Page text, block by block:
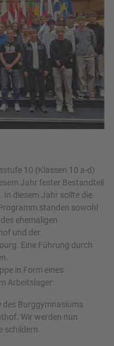
10 (Klassen 10 a-d)
Jahr fester Bestandteil
diesem Jahr sollte die
standen sowohl
ehemaligen
und der
Eine Führung durch
in Form eines
Arbeitslager:
des Burggymnasiums
Wir werden nun
schildern.